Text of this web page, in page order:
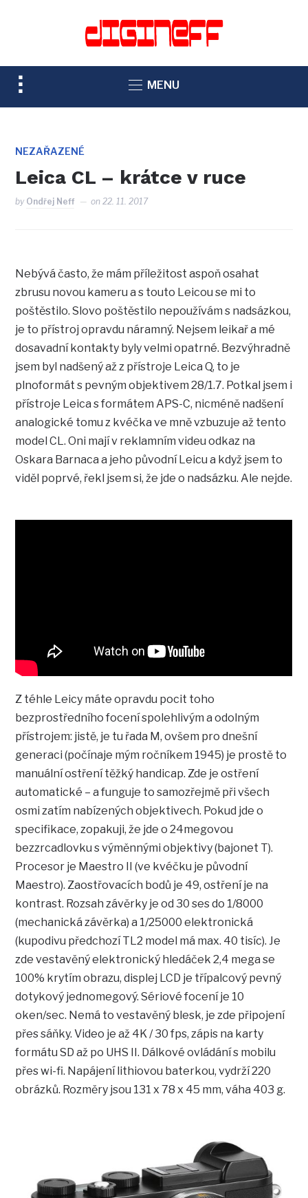
TOGGLE
SIDEBAR
NAVIGATION
MENU
NEZAŘAZENÉ
Leica CL – krátce v ruce
by Ondřej Neff on22. 11. 2017
Nebývá často, že mám příležitost aspoň osahat
zbrusu novou kameru a s touto Leicou se mi to
poštěstilo. Slovo poštěstilo nepoužívám s nadsázkou,
je to přístroj opravdu náramný. Nejsem leikař a mé
dosavadní kontakty byly velmi opatrné. Bezvýhradně
jsem byl nadšený až z přístroje Leica Q, to je
plnoformát s pevným objektivem 28/1.7. Potkal jsem i
přístroje Leica s formátem APS-C, nicméně nadšení
analogické tomu z kvéčka ve mně vzbuzuje až tento
model CL. Oni mají v reklamním videu odkaz na
Oskara Barnaca a jeho původní Leicu a když jsem to
viděl poprvé, řekl jsem si, že jde o nadsázku. Ale nejde.
Z téhle Leicy máte opravdu pocit toho
bezprostředního focení spolehlivým a odolným
přístrojem: jistě, je tu řada M, ovšem pro dnešní
generaci (počínaje mým ročníkem 1945) je prostě to
manuální ostření těžký handicap. Zde je ostření
automatické – a funguje to samozřejmě při všech
osmi zatím nabízených objektivech. Pokud jde o
specifikace, zopakuji, že jde o 24megovou
bezzrcadlovku s výměnnými objektivy (bajonet T).
Procesor je Maestro II (ve kvéčku je původní
Maestro). Zaostřovacích bodů je 49, ostření je na
kontrast. Rozsah závěrky je od 30 ses do 1/8000
(mechanická závěrka) a 1/25000 elektronická
(kupodivu předchozí TL2 model má max. 40 tisíc). Je
zde vestavěný elektronický hledáček 2,4 mega se
100% krytím obrazu, displej LCD je třípalcový pevný
dotykový jednomegový. Sériové focení je 10
oken/sec. Nemá to vestavěný blesk, je zde připojení
přes sáňky. Video je až 4K / 30 fps, zápis na karty
formátu SD až po UHS II. Dálkové ovládání s mobilu
přes wi-fi. Napájení lithiovou baterkou, vydrží 220
obrázků. Rozměry jsou 131 x 78 x 45 mm, váha 403 g.